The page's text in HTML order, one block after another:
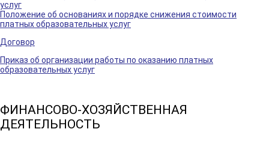
услуг
Положение об основаниях и порядке снижения стоимости
платных образовательных услуг
Договор
Приказ об организации работы по оказанию платных
образовательных услуг
ФИНАНСОВО-ХОЗЯЙСТВЕННАЯ
ДЕЯТЕЛЬНОСТЬ